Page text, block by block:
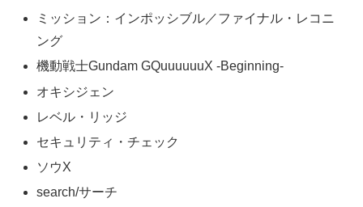
ミッション：インポッシブル／ファイナル・レコニ
ング
機動戦士Gundam GQuuuuuuX -Beginning-
オキシジェン
レベル・リッジ
セキュリティ・チェック
ソウX
search/サーチ